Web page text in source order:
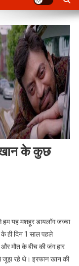
के कुछ
हम यह मशहूर डायलॉग जज्बा
ही दिन 1 साल पहले
मौत के बीच की जंग हार
जूझ रहे थे। इरफान खान की